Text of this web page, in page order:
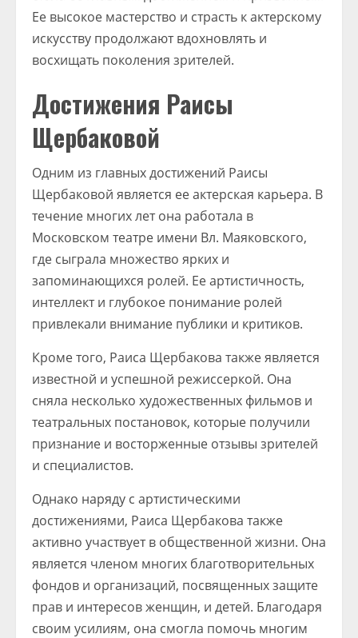
Ее высокое мастерство и страсть к актерскому
искусству продолжают вдохновлять и
восхищать поколения зрителей.
Достижения Раисы
Щербаковой
Одним из главных достижений Раисы
Щербаковой является ее актерская карьера. В
течение многих лет она работала в
Московском театре имени Вл. Маяковского,
где сыграла множество ярких и
запоминающихся ролей. Ее артистичность,
интеллект и глубокое понимание ролей
привлекали внимание публики и критиков.
Кроме того, Раиса Щербакова также является
известной и успешной режиссеркой. Она
сняла несколько художественных фильмов и
театральных постановок, которые получили
признание и восторженные отзывы зрителей
и специалистов.
Однако наряду с артистическими
достижениями, Раиса Щербакова также
активно участвует в общественной жизни. Она
является членом многих благотворительных
фондов и организаций, посвященных защите
прав и интересов женщин, и детей. Благодаря
своим усилиям, она смогла помочь многим